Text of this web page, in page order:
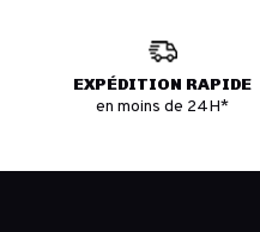
EXPÉDITION RAPIDE
en moins de 24H*